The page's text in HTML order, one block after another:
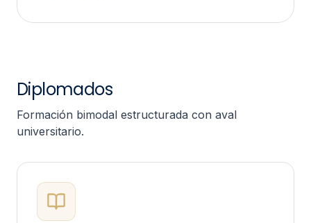
Diplomados
Formación bimodal estructurada con aval
universitario.